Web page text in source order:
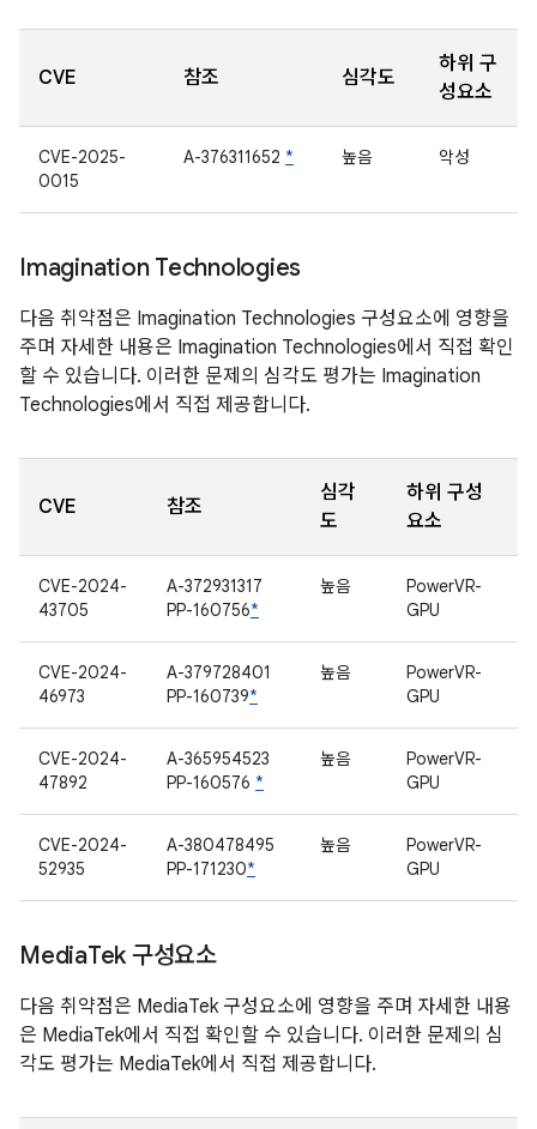
CVE 참조 심각도
하위 구
성요소
CVE-2025-
0015
A-376311652 * 높음 악성
Imagination Technologies
다음 취약점은 Imagination Technologies 구성요소에 영향을
주며 자세한 내용은 Imagination Technologies에서 직접 확인
할 수 있습니다. 이러한 문제의 심각도 평가는 Imagination
Technologies에서 직접 제공합니다.
CVE 참조
심각
도
하위 구성
요소
CVE-2024-
43705
A-372931317
PP-160756*
높음
PowerVR-
GPU
CVE-2024-
46973
A-379728401
PP-160739*
높음
PowerVR-
GPU
CVE-2024-
47892
A-365954523
PP-160576 *
높음
PowerVR-
GPU
CVE-2024-
52935
A-380478495
PP-171230*
높음
PowerVR-
GPU
MediaTek 구성요소
다음 취약점은 MediaTek 구성요소에 영향을 주며 자세한 내용
은 MediaTek에서 직접 확인할 수 있습니다. 이러한 문제의 심
각도 평가는 MediaTek에서 직접 제공합니다.